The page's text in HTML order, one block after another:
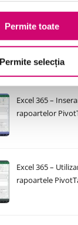
Permite toate
Permite selecția
Excel 365 –
rapoartelor
Excel 365 –
rapoartele